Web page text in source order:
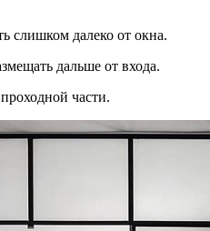
слишком далеко от окна.
дальше от входа.
части.